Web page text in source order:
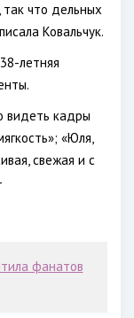
что дельных
Ковальчук.
летняя
видеть кадры
«Юля,
свежая и с
фанатов